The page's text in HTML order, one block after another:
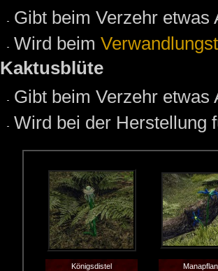
Gibt beim Verzehr etwas
Wird beim
Kaktusblüte
Gibt beim Verzehr etwas
Wird bei der Herstellung
Königsdistel